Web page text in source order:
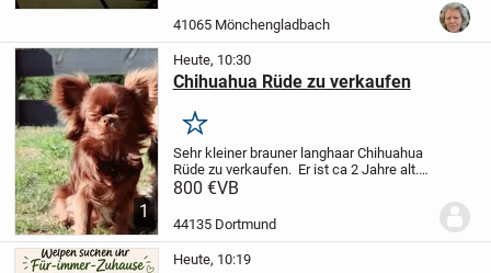
gutes Wesen , er mag Kinder und auch
andere...
41065 Mönchengladbach
1
Heute, 10:30
Chihuahua Rüde zu verkaufen
Merken
Sehr kleiner brauner langhaar Chihuahua
Rüde zu verkaufen. Er ist ca 2 Jahre alt.
Er ist gechipt, geimpft und hat eine
Fragen bitte schreiben.
800 €VB
44135 Dortmund
Heute, 10:19